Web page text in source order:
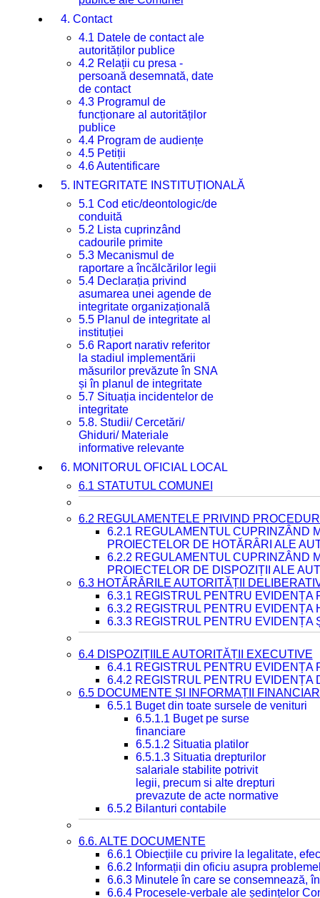
4. Contact
4.1 Datele de contact ale
autorităților publice
4.2 Relații cu presa -
persoană desemnată, date
de contact
4.3 Programul de
funcționare al autorităților
publice
4.4 Program de audiențe
4.5 Petiții
4.6 Autentificare
5. INTEGRITATE INSTITUȚIONALĂ
5.1 Cod etic/deontologic/de
conduită
5.2 Lista cuprinzând
cadourile primite
5.3 Mecanismul de
raportare a încălcărilor legii
5.4 Declarația privind
asumarea unei agende de
integritate organizațională
5.5 Planul de integritate al
instituției
5.6 Raport narativ referitor
la stadiul implementării
măsurilor prevăzute în SNA
și în planul de integritate
5.7 Situația incidentelor de
integritate
5.8. Studii/ Cercetări/
Ghiduri/ Materiale
informative relevante
6. MONITORUL OFICIAL LOCAL
6.1 STATUTUL COMUNEI
6.2 REGULAMENTELE PRIVIND
6.2.1 REGULAMENTUL CUPRINZÂND
PROIECTELOR DE HOTĂRÂRI ALE
6.2.2 REGULAMENTUL CUPRINZÂND
PROIECTELOR DE DISPOZIȚII ALE
6.3 HOTĂRÂRILE AUTORITĂȚII
6.3.1 REGISTRUL PENTRU EVIDENȚA
6.3.2 REGISTRUL PENTRU EVIDENȚA
6.3.3 REGISTRUL PENTRU EVIDENȚA
6.4 DISPOZIȚIILE AUTORITĂȚII EXECUTIVE
6.4.1 REGISTRUL PENTRU EVIDENȚA
6.4.2 REGISTRUL PENTRU EVIDENȚA
6.5 DOCUMENTE ȘI INFORMAȚII
6.5.1 Buget din toate sursele de venituri
6.5.1.1 Buget pe surse
financiare
6.5.1.2 Situatia platilor
6.5.1.3 Situatia drepturilor
salariale stabilite potrivit
legii, precum si alte drepturi
prevazute de acte normative
6.5.2 Bilanturi contabile
6.6. ALTE DOCUMENTE
6.6.1 Obiecțiile cu privire la legalitate,
6.6.2 Informații din oficiu asupra
6.6.3 Minutele în care se consemnează,
6.6.4 Procesele-verbale ale ședințelor